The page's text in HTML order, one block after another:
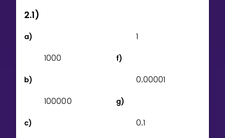
2.1)
a)
1000
b)
100000
c)
1
f)
0.00001
g)
0.1